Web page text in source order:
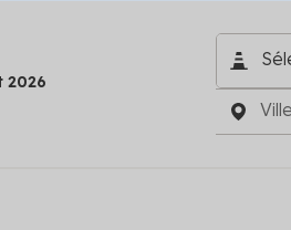
2026